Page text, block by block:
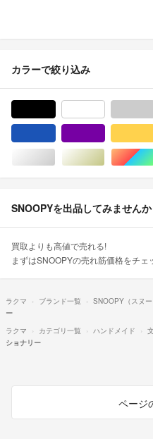
カラーで絞り込み
シルバー/銀色系ゴールド/金
SNOOPYを出品してみませんか
買取よりも高値で売れる!
まずはSNOOPYの売れ筋価格をチェ
ラクマ ブランド一覧 SNOOPY（スヌー
ー
ラクマ
カテゴリ一覧 ハンドメイド
ショナリー
ページ